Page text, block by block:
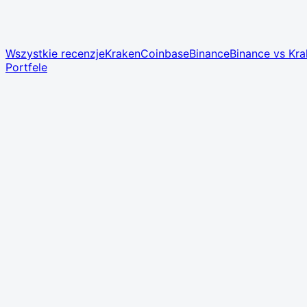
Wszystkie recenzjeKrakenCoinbaseBinanceBinance vs
Portfele